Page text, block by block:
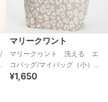
マリークワント
マリークヮント 洗える エ
コバッグ/マイバッグ（小）レ
オパード 【MARY QUANT】
¥1,650